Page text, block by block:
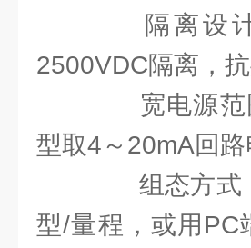
隔离设计
2500VDC隔离，
宽电源范
型取4～20mA回
组态方式：
型/量程，或用PC